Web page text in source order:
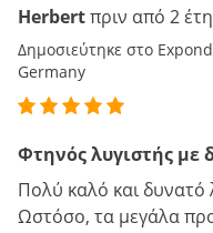
Herbertπριν από 2 έτη
Δημοσιεύτηκε στο
Germany
Φτηνός λυγιστής με
Πολύ καλό και δυνατό
Ωστόσο, τα μεγάλα